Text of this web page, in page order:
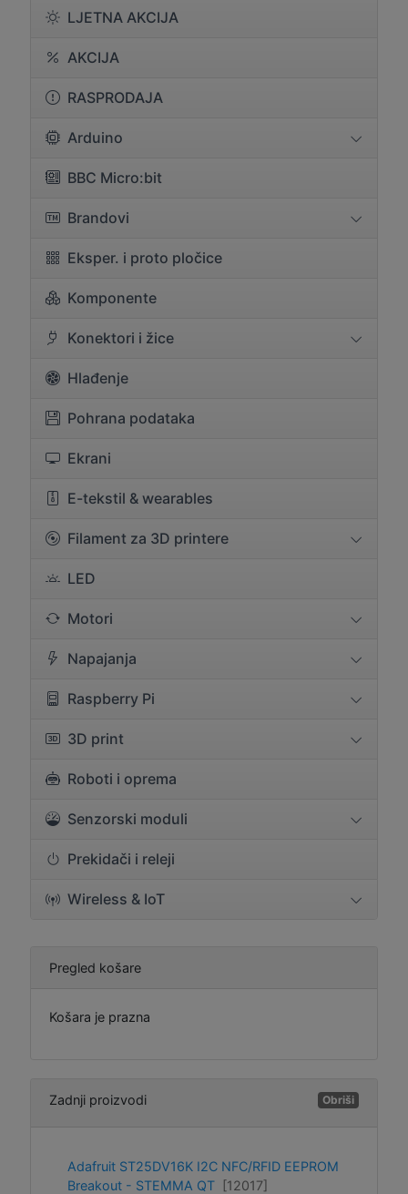
LJETNA AKCIJA
AKCIJA
RASPRODAJA
Arduino
BBC Micro:bit
Brandovi
Eksper. i proto pločice
Komponente
Konektori i žice
Hlađenje
Pohrana podataka
Ekrani
E-tekstil & wearables
Filament za 3D printere
LED
Motori
Napajanja
Raspberry Pi
3D print
Roboti i oprema
Senzorski moduli
Prekidači i releji
Wireless & IoT
Pregled košare
Košara je prazna
Zadnji proizvodi Obriši
Adafruit ST25DV16K I2C NFC/RFID EEPROM
Breakout - STEMMA QT
[12017]